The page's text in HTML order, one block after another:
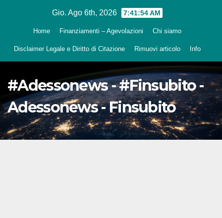
Gio. Ago 6th, 2026 7:41:55 AM
Home Finanziamenti – Agevolazioni Chi siamo
Disclaimer Legale e Diritto di Citazione Rimuovi articolo Info
#Adessonews - #Finsubito -
Adessonews - Finsubito